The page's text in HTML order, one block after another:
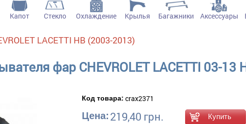
Капот Стекло Охлаждение Крылья Багажники Аксессуары
LACETTI HB (2003-2013)
фар CHEVROLET LACETTI 03-13
Код товара: crax2371
Цена: 219,40 грн.